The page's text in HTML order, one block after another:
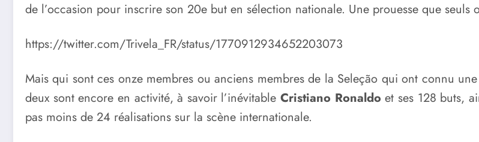
de l’occasion pour inscrire son 20e but en sélection nationale. Une prouesse que seuls
https://twitter.com/Trivela_FR/status/1770912934652203073
Mais qui sont ces onze membres ou anciens membres de la Seleção qui ont connu
deux sont encore en activité, à savoir l’inévitable Cristiano Ronaldo et ses 128 buts,
pas moins de 24 réalisations sur la scène internationale.